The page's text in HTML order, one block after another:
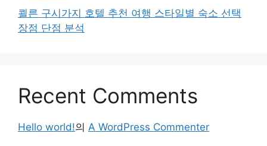
쾰른 구시가지 호텔 추천 여행 스타일별 숙소 선택
장점 단점 분석
Recent Comments
Hello world!의 A WordPress Commenter